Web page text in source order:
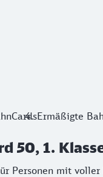
50, 1. Klasse
Ermäßigte
50, 1.
Personen mit